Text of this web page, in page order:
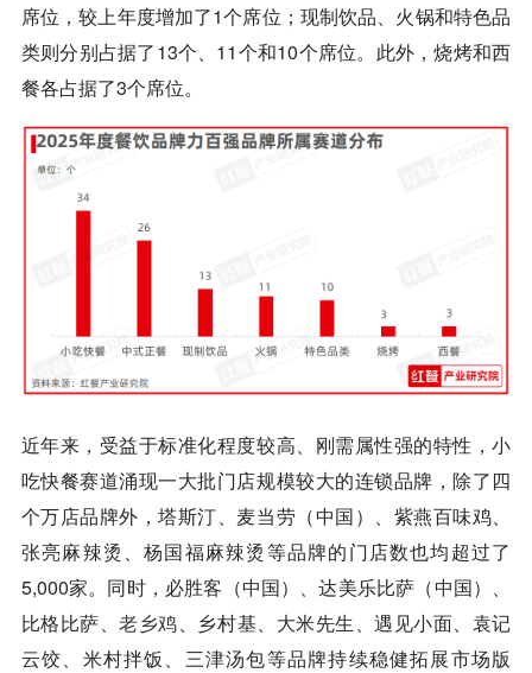
席位，较上年度增加了1个席位；现制饮品、火锅和特色品
类则分别占据了13个、11个和10个席位。此外，烧烤和西
餐各占据了3个席位。
近年来，受益于标准化程度较高、刚需属性强的特性，小
吃快餐赛道涌现一大批门店规模较大的连锁品牌，除了四
个万店品牌外，塔斯汀、麦当劳（中国）、紫燕百味鸡、
张亮麻辣烫、杨国福麻辣烫等品牌的门店数也均超过了
5,000家。同时，必胜客（中国）、达美乐比萨（中国）、
比格比萨、老乡鸡、乡村基、大米先生、遇见小面、袁记
云饺、米村拌饭、三津汤包等品牌持续稳健拓展市场版